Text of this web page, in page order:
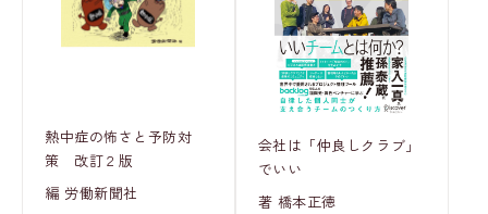
熱中症の怖さと予防対
策 改訂２版
編 労働新聞社
会社は「仲良しクラブ」
でいい
著 橋本正徳